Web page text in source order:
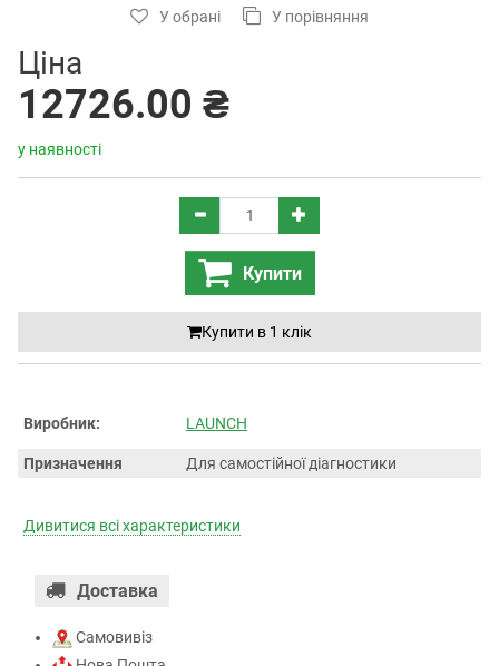
У обрані У порівняння
Ціна
12726.00 ₴
у наявності
Купити
Купити в 1 клiк
Виробник: LAUNCH
Призначення Для самостійної діагностики
Дивитися всі характеристики
Доставка
Самовивіз